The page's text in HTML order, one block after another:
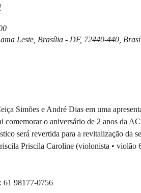
Leste, Brasília - DF, 72440-440,
Simões e André Dias em uma
comemorar o aniversário de 2 anos
será revertida para a revitalização da
Priscila Caroline (violonista • violão
61 98177-0756